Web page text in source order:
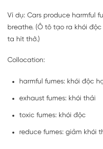
Ví dụ: Cars produce harmful
breathe. (Ô tô tạo ra khói
ta hít thở.)
Collocation:
harmful fumes: khói độc
exhaust fumes: khói thải
toxic fumes: khói độc
reduce fumes: giảm khói